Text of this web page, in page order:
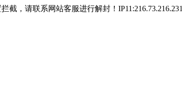
截，请联系网站客服进行解封！IP11:216.73.216.231